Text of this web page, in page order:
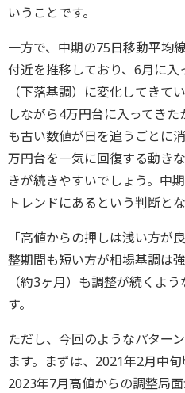
いうことです。
一方で、中期の75日移動平均
付近を推移しており、6月に
（下落基調）に変化してきて
しながら4万円台に入ってき
も古い数値が日を追うごとに
万円台を一気に回復する動き
きが続きやすいでしょう。中
トレンドにあるという判断とな
「高値からの押しは浅い方が
整期間も短い方が相場基調は
（約3ヶ月）も調整が続くよ
す。
ただし、今回のようなパター
ます。まずは、2021年2月中
2023年7月高値からの調整局